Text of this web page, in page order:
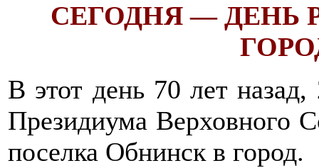
СЕГОДНЯ — ДЕНЬ
В этот день 70 лет
Президиума Верховного
поселка Обнинск в город.